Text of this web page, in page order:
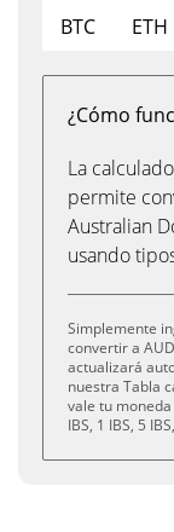
BTC
ETH
¿Cómo
La
permite
Australian
usando
Simplemente
convertir a
actualizará
nuestra Tabla
vale tu
IBS, 1 IBS, 5